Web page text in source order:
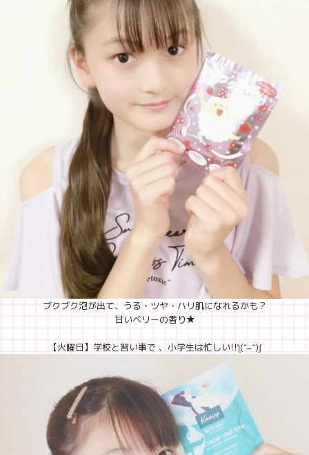
ブクブク泡が出て、うる・ツヤ・ハリ肌になれるかも？
甘いベリーの香り★
【火曜日】学校と習い事で 、小学生は忙しい!!ƪ(˘⌣˘)ʃ